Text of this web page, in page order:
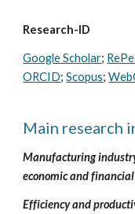
Research-ID
Google Scholar;
ORCID;Scopus;
Main research
Manufacturing
economic and
Efficiency and